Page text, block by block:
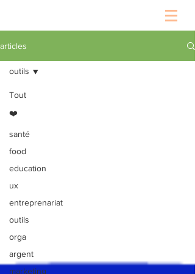
articles
Tout
❤️
santé
food
education
ux
entreprenariat
outils
orga
argent
marketing
outils